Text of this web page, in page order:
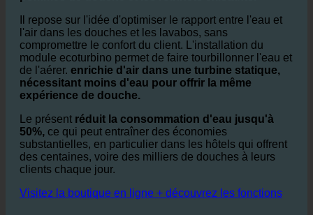
ecoturbino® est un système simple mais hautement
module adaptateur efficace qui s'intègre dans les
pommes de douche et les robinets existants.
Il repose sur l'idée d'optimiser le rapport entre l'eau et
l'air dans les douches et les lavabos, sans
compromettre le confort du client. L'installation du
module ecoturbino permet de faire tourbillonner l'eau et
de l'aérer.enrichie d'air dans une turbine statique,
nécessitant moins d'eau pour offrir la même
expérience de douche.
Le présentréduit la consommation d'eau jusqu'à
50%,ce qui peut entraîner des économies
substantielles, en particulier dans les hôtels qui offrent
des centaines, voire des milliers de douches à leurs
clients chaque jour.